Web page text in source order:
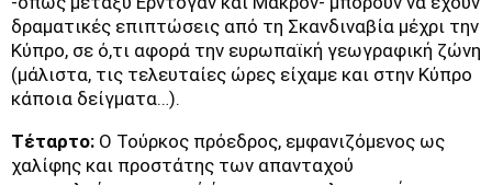
δραματικές επιπτώσεις από τη Σκανδιναβία μέχρι την
Κύπρο, σε ό,τι αφορά την ευρωπαϊκή γεωγραφική ζώνη
(μάλιστα, τις τελευταίες ώρες είχαμε και στην Κύπρο
κάποια δείγματα…).
Τέταρτο: Ο Τούρκος πρόεδρος, εμφανιζόμενος ως
χαλίφης και προστάτης των απανταχού